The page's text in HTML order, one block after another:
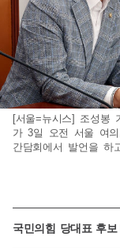
[서울=뉴시스] 조성봉
가 3일 오전 서울 여
간담회에서 발언을 하
국민의힘 당대표 후